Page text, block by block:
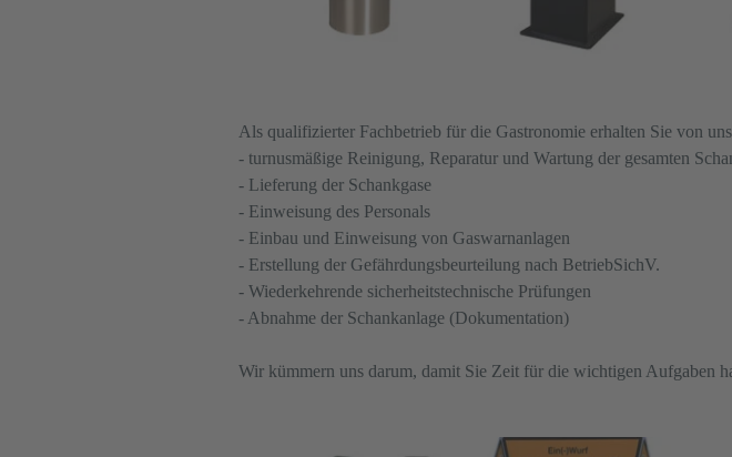
Als qualifizierter Fachbetrieb für die Gastronomie erhalten Sie von
- turnusmäßige Reinigung, Reparatur und Wartung der gesamten
- Lieferung der Schankgase
- Einweisung des Personals
- Einbau und Einweisung von Gaswarnanlagen
- Erstellung der Gefährdungsbeurteilung nach BetriebSichV.
- Wiederkehrende sicherheitstechnische Prüfungen
- Abnahme der Schankanlage (Dokumentation)
Wir kümmern uns darum, damit Sie Zeit für die wichtigen Aufgaben